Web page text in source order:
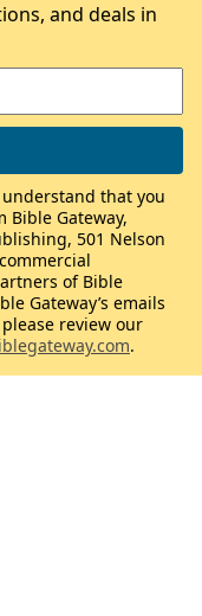
and deals in
that you
Gateway,
501 Nelson
of Bible
Gateway’s emails
review our
.